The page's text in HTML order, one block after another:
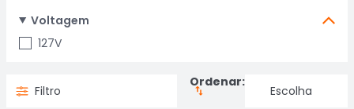
Voltagem
127V
Filtro
Ordenar: